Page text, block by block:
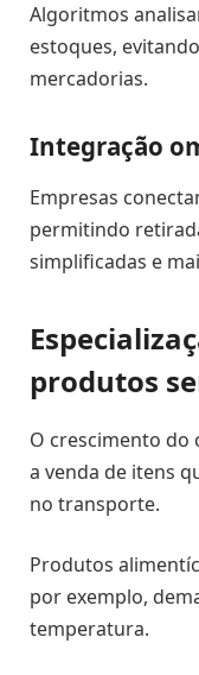
Algoritmos
estoques,
mercadorias.
Integração
Empresas
permitindo
simplificadas e
produtos
O crescimento
a venda de itens
no transporte.
Produtos
por exemplo,
temperatura.